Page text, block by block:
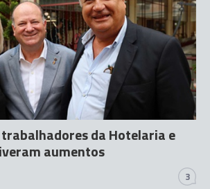
da Hotelaria e
aumentos
3